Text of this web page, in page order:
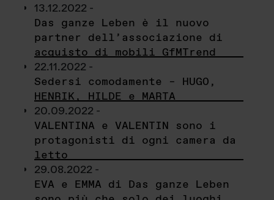
13.12.2022 -
Das ganze Leben è il nuovo
partner dell’associazione di
acquisto di mobili GfMTrend
22.11.2022 -
Sedersi comodamente – HUGO,
HENRIK, HILDE e MARTA
20.09.2022 -
VALENTINA e VALENTIN sono i
protagonisti di ogni camera da
letto
29.08.2022 -
EVA e EMMA di Das ganze Leben